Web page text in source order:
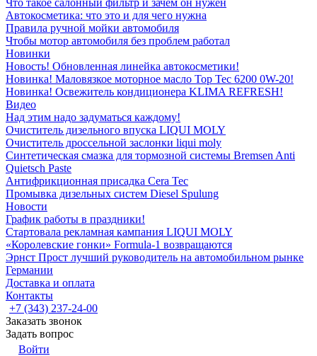
Что такое салонный фильтр и зачем он нужен
Автокосметика: что это и для чего нужна
Правила ручной мойки автомобиля
Чтобы мотор автомобиля без проблем работал
Новинки
Новость! Обновленная линейка автокосметики!
Новинка! Маловязкое моторное масло Top Tec 6200 0W-20!
Новинка! Освежитель кондиционера KLIMA REFRESH!
Видео
Над этим надо задуматься каждому!
Очиститель дизельного впуска LIQUI MOLY
Очиститель дроссельной заслонки liqui moly
Синтетическая смазка для тормозной системы Bremsen Anti
Quietsch Paste
Антифрикционная присадка Cera Tec
Промывка дизельных систем Diesel Spulung
Новости
График работы в праздники!
Стартовала рекламная кампания LIQUI MOLY
«Королевские гонки» Formula-1 возвращаются
Эрнст Прост лучший руководитель на автомобильном рынке
Германии
Доставка и оплата
Контакты
+7 (343) 237-24-00
Заказать звонок
Задать вопрос
Войти